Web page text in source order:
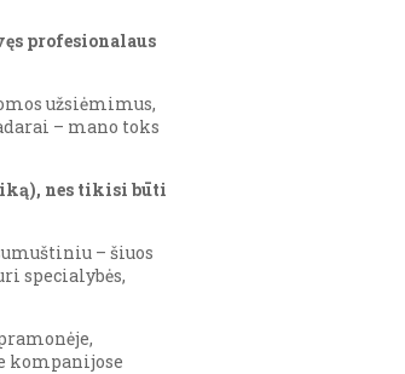
profesionalaus
užsiėmimus,
– mano toks
nes tikisi būti
– šiuos
specialybės,
kompanijose